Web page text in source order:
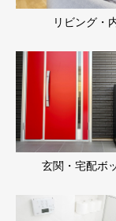
リビング・
玄関・宅配ボ